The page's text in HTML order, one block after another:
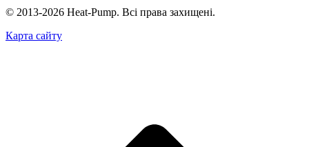
© 2013-2026 Heat-Pump. Всі права захищені.
Карта сайту